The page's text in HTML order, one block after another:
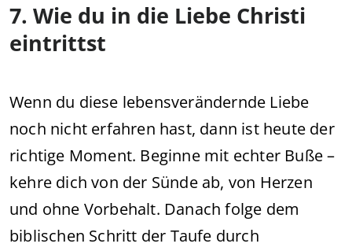
7. Wie du in die Liebe Christi
eintrittst
Wenn du diese lebensverändernde Liebe
noch nicht erfahren hast, dann ist heute der
richtige Moment. Beginne mit echter Buße –
kehre dich von der Sünde ab, von Herzen
und ohne Vorbehalt. Danach folge dem
biblischen Schritt der Taufe durch